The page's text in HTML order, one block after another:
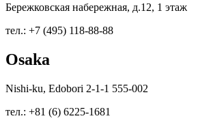
Бережковская набережная, д.12, 1 этаж
тел.: +7 (495) 118-88-88
Osaka
Nishi-ku, Edobori 2-1-1 555-002
тел.: +81 (6) 6225-1681